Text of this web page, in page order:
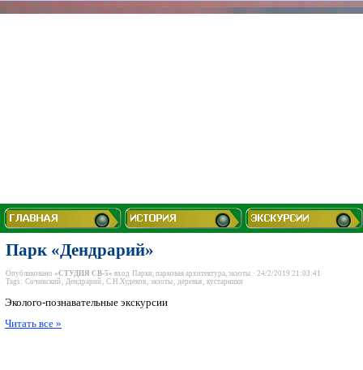
Парк «Дендрарий»
Опубликовано «СТУДИЯ СВ-5» вход Парки, парковая архитектура, экзоты · 24/2/2019 21:03:41
Tags: Сочинский, Дендрарий, С.Н.Худеков, экзоты, деревья, кустарники
Эколого-познавательные экскурсии
Читать все »